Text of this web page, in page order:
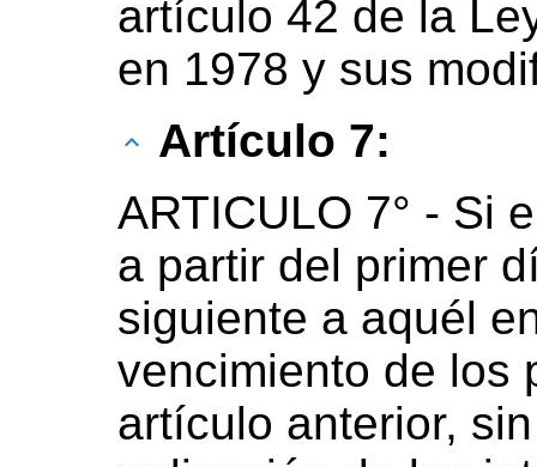
artículo 42 de la
en 1978 y sus
Artículo 7:
ARTICULO 7° - Si
a partir del primer
siguiente a aquél
vencimiento de los
artículo anterior,